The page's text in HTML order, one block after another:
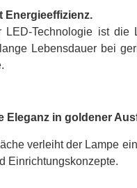
Energieeffizienz.
LED-Technologie ist
Lebensdauer bei
Eleganz in goldener
verleiht der Lampe
Einrichtungskonzepte.